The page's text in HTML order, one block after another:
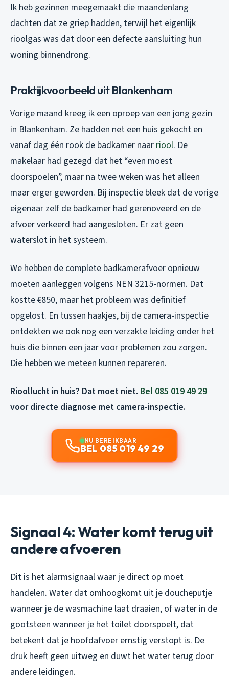
Ik heb gezinnen meegemaakt die maandenlang
dachten dat ze griep hadden, terwijl het eigenlijk
rioolgas was dat door een defecte aansluiting hun
woning binnendrong.
Praktijkvoorbeeld uit Blankenham
Vorige maand kreeg ik een oproep van een jong gezin
in Blankenham. Ze hadden net een huis gekocht en
vanaf dag één rook de badkamer naar riool. De
makelaar had gezegd dat het “even moest
doorspoelen”, maar na twee weken was het alleen
maar erger geworden. Bij inspectie bleek dat de vorige
eigenaar zelf de badkamer had gerenoveerd en de
afvoer verkeerd had aangesloten. Er zat geen
waterslot in het systeem.
We hebben de complete badkamerafvoer opnieuw
moeten aanleggen volgens NEN 3215-normen. Dat
kostte €850, maar het probleem was definitief
opgelost. En tussen haakjes, bij de camera-inspectie
ontdekten we ook nog een verzakte leiding onder het
huis die binnen een jaar voor problemen zou zorgen.
Die hebben we meteen kunnen repareren.
Rioollucht in huis? Dat moet niet. Bel 085 019 49 29
voor directe diagnose met camera-inspectie.
NU BEREIKBAAR
BEL 085 019 49 29
Signaal 4: Water komt terug uit
andere afvoeren
Dit is het alarmsignaal waar je direct op moet
handelen. Water dat omhoogkomt uit je doucheputje
wanneer je de wasmachine laat draaien, of water in de
gootsteen wanneer je het toilet doorspoelt, dat
betekent dat je hoofdafvoer ernstig verstopt is. De
druk heeft geen uitweg en duwt het water terug door
andere leidingen.